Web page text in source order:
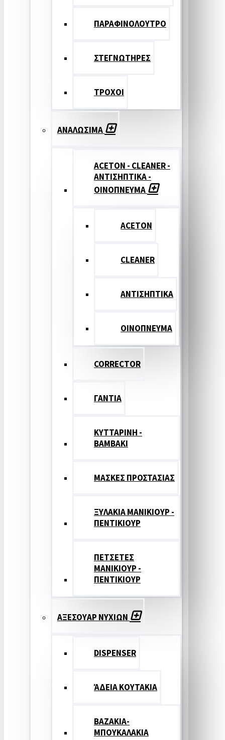
ΠΑΡΑΦΙΝΟΛΟΥΤΡΟ
ΣΤΕΓΝΩΤΗΡΕΣ
ΤΡΟΧΟΙ
ΑΝΑΛΩΣΙΜΑ
ACETON - CLEANER -
ΑΝΤΙΣΗΠΤΙΚΑ -
ΟΙΝΟΠΝΕΥΜΑ
ACETON
CLEANER
ΑΝΤΙΣΗΠΤΙΚΑ
ΟΙΝΟΠΝΕΥΜΑ
CORRECTOR
ΓΑΝΤΙΑ
ΚΥΤΤΑΡΙΝΗ -
ΒΑΜΒΑΚΙ
ΜΑΣΚΕΣ ΠΡΟΣΤΑΣΙΑΣ
ΞΥΛΑΚΙΑ ΜΑΝΙΚΙΟΥΡ -
ΠΕΝΤΙΚΙΟΥΡ
ΠΕΤΣΕΤΕΣ
ΜΑΝΙΚΙΟΥΡ -
ΠΕΝΤΙΚΙΟΥΡ
ΑΞΕΣΟΥΑΡ ΝΥΧΙΩΝ
DISPENSER
ΆΔΕΙΑ ΚΟΥΤΑΚΙΑ
ΒΑΖΑΚΙΑ-
ΜΠΟΥΚΑΛΑΚΙΑ